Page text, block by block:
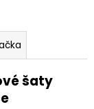
šaty